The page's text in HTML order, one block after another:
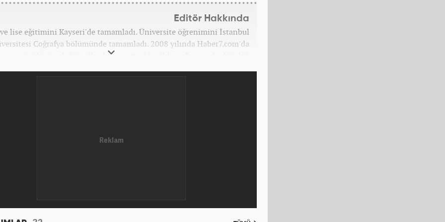
Editör Hakkında
lise eğitimini Kayseri'de tamamladı. Üniversite öğrenimini İstanbul
Coğrafya bölümünde tamamladı. 2008 yılında Haber7.com'da
gazetecilik mesleğine ilk adımını attı. 15 yıllık profesyonel editörlük